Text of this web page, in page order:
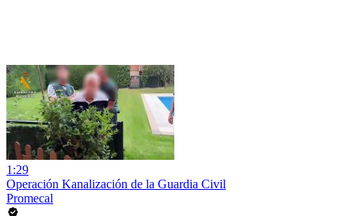
1:29
Operación Kanalización de la Guardia Civil
Promecal